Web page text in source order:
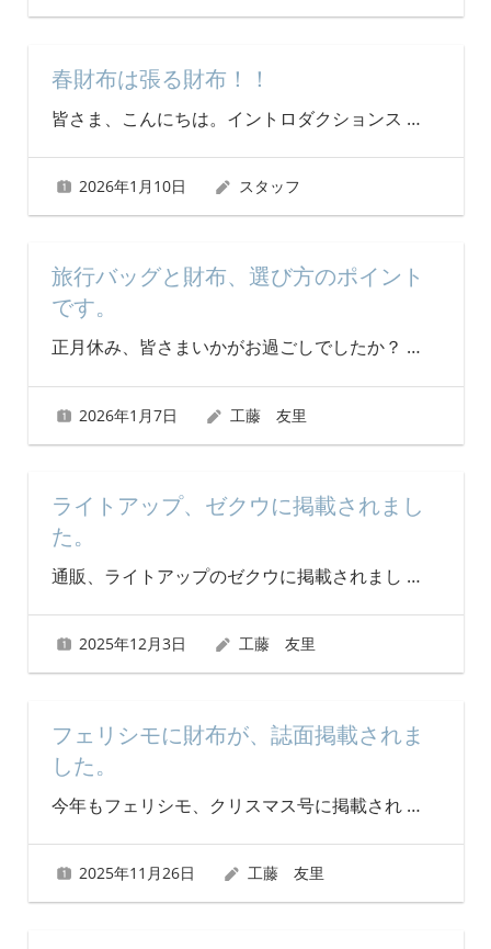
春財布は張る財布！！
皆さま、こんにちは。イントロダクションス …
2026年1月10日 スタッフ
旅行バッグと財布、選び方のポイント
です。
正月休み、皆さまいかがお過ごしでしたか？ …
2026年1月7日 工藤 友里
ライトアップ、ゼクウに掲載されまし
た。
通販、ライトアップのゼクウに掲載されまし …
2025年12月3日 工藤 友里
フェリシモに財布が、誌面掲載されま
した。
今年もフェリシモ、クリスマス号に掲載され …
2025年11月26日 工藤 友里